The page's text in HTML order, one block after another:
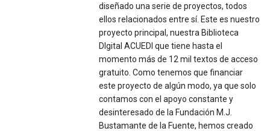
diseñado una serie de proyectos, todos
ellos relacionados entre sí. Este es nuestro
proyecto principal, nuestra Biblioteca
DIgital ACUEDI que tiene hasta el
momento más de 12 mil textos de acceso
gratuito. Como tenemos que financiar
este proyecto de algún modo, ya que solo
contamos con el apoyo constante y
desinteresado de la Fundación M.J.
Bustamante de la Fuente, hemos creado